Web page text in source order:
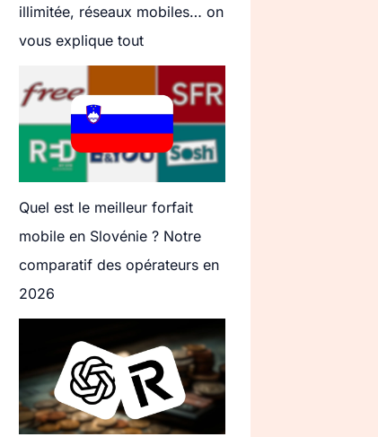
illimitée, réseaux mobiles… on
vous explique tout
Quel est le meilleur forfait
mobile en Slovénie ? Notre
comparatif des opérateurs en
2026